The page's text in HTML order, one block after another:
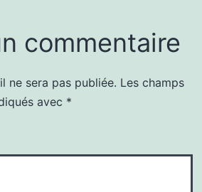
commentaire
ne sera pas publiée. Les champs
avec *